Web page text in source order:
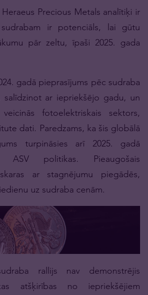
Precious Metals analītiķi ir
ir potenciāls, lai gūtu
pār zeltu, īpaši 2025. gada
gadā pieprasījums pēc sudraba
salīdzinot ar iepriekšējo gadu, un
fotoelektriskais sektors,
dati. Paredzams, ka šis globālā
turpināsies arī 2025. gadā
politikas. Pieaugošais
ar stagnējumu piegādēs,
uz sudraba cenām.
rallijs nav demonstrējis
atšķirības no iepriekšējiem